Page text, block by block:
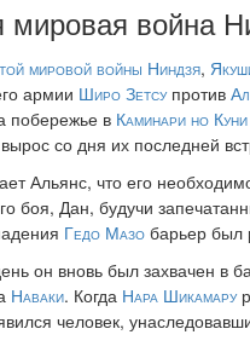
мировая война
мировой войны Ниндзя,
армии Широ Зетсупротив
побережье в Каминари но Куни
со дня их последней
Альянс, что его
боя, Дан, будучи
Гедо Мазо барьер был
он вновь был захвачен в
Наваки. Когда Нара Шикамару
человек,